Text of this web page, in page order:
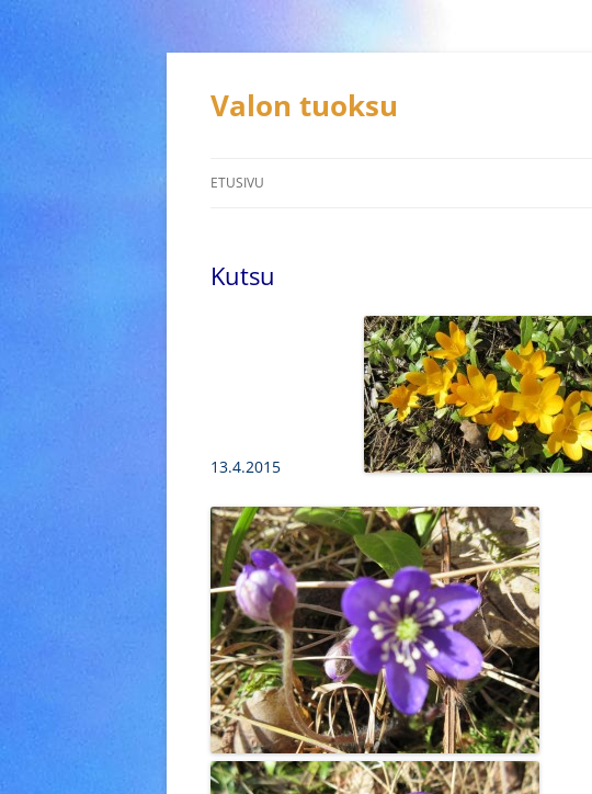
Siirry
Valon tuoksu
ETUSIVU
Kutsu
13.4.2015